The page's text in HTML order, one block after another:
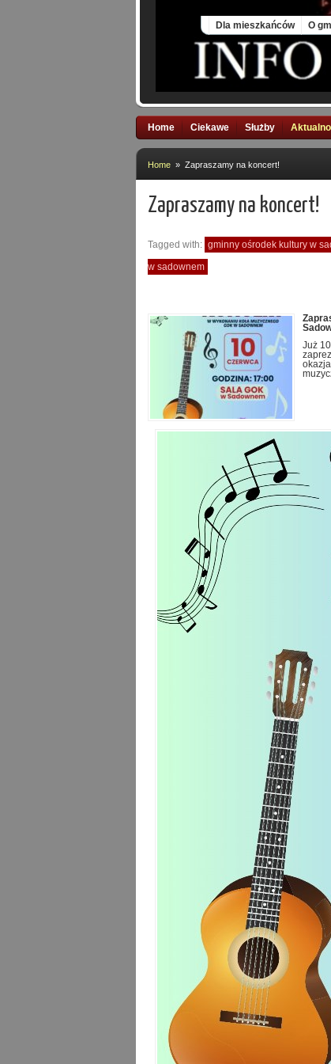
Dla mieszkańców O
Home Ciekawe Służby
Home » Zapraszamy na koncert!
Zapraszamy na koncert!
Tagged with: gminny ośrodek kultury w
w sadownem
Już